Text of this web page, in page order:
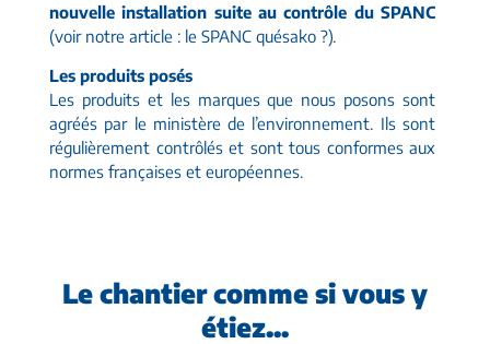
nouvelle installation suite au contrôle du SPANC
(voir notre article : le SPANC quésako ?).
Les produits posés
Les produits et les marques que nous posons sont
agréés par le ministère de l’environnement. Ils sont
régulièrement contrôlés et sont tous conformes aux
normes françaises et européennes.
Le chantier comme si vous y
étiez...